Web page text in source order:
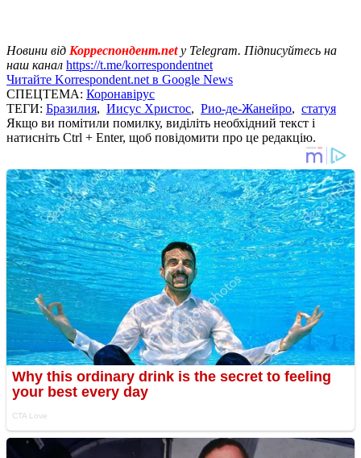
Новини від Корреспондент.net у Telegram. Підписуйтесь на
наш канал https://t.me/korrespondentnet
Читайте Korrespondent.net в Google News
СПЕЦТЕМА: Коронавірус
ТЕГИ: Бразилия, Иисус Христос, Рио-де-Жанейро, статуя
Якщо ви помітили помилку, виділіть необхідний текст і
натисніть Ctrl + Enter, щоб повідомити про це редакцію.